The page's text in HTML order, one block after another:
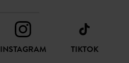
INSTAGRAM TIKTOK